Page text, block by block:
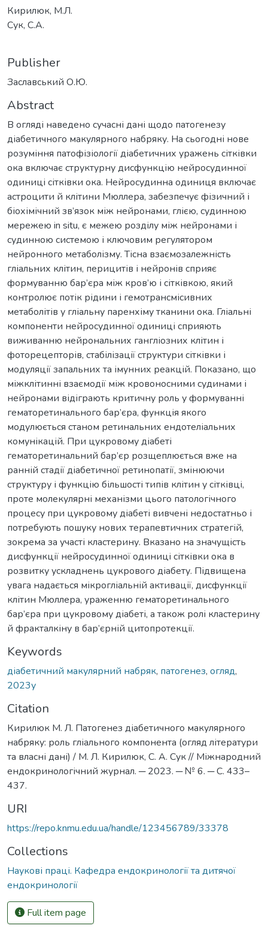
Кирилюк, М.Л.
Сук, С.А.
Publisher
Заславський О.Ю.
Abstract
В огляді наведено сучасні дані щодо патогенезу
діабетичного макулярного набряку. На сьогодні нове
розуміння патофізіології діабетичних уражень сітківки
ока включає структурну дисфункцію нейросудинної
одиниці сітківки ока. Нейросудинна одиниця включає
астроцити й клітини Мюллера, забезпечує фізичний і
біохімічний зв’язок між нейронами, глією, судинною
мережею in situ, є межею розділу між нейронами і
судинною системою і ключовим регулятором
нейронного метаболізму. Тісна взаємозалежність
гліальних клітин, перицитів і нейронів сприяє
формуванню бар’єра між кров’ю і сітківкою, який
контролює потік рідини і гемотрансмісивних
метаболітів у гліальну паренхіму тканини ока. Гліальні
компоненти нейросудинної одиниці сприяють
виживанню нейрональних гангліозних клітин і
фоторецепторів, стабілізації структури сітківки і
модуляції запальних та імунних реакцій. Показано, що
міжклітинні взаємодії між кровоносними судинами і
нейронами відіграють критичну роль у формуванні
гематоретинального бар’єра, функція якого
модулюється станом ретинальних ендотеліальних
комунікацій. При цукровому діабеті
гематоретинальний бар’єр розщеплюється вже на
ранній стадії діабетичної ретинопатії, змінюючи
структуру і функцію більшості типів клітин у сітківці,
проте молекулярні механізми цього патологічного
процесу при цукровому діабеті вивчені недостатньо і
потребують пошуку нових терапевтичних стратегій,
зокрема за участі кластерину. Вказано на значущість
дисфункції нейросудинної одиниці сітківки ока в
розвитку ускладнень цукрового діабету. Підвищена
увага надається мікрогліальній активації, дисфункції
клітин Мюллера, ураженню гематоретинального
бар’єра при цукровому діабеті, а також ролі клаcтерину
й фракталкіну в бар’єрній цитопротекції.
Keywords
діабетичний макулярний набряк, патогенез, огляд,
2023у
Citation
Кирилюк М. Л. Патогенез діабетичного макулярного
набряку: роль гліального компонента (огляд літератури
та власні дані) / М. Л. Кирилюк, С. А. Сук // Міжнародний
ендокринологічний журнал. ─ 2023. ─ № 6. ─ С. 433–
437.
URI
https://repo.knmu.edu.ua/handle/123456789/33378
Collections
Наукові праці. Кафедра ендокринології та дитячої
ендокринології
Full item page